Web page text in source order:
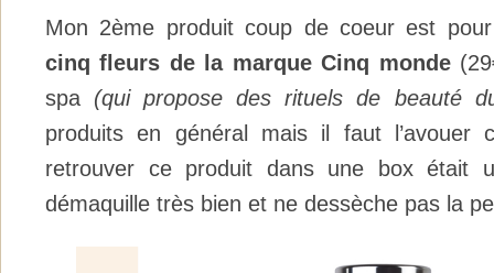
Mon 2ème produit coup de coeur est
cinq fleurs de la marque Cinq monde
spa (qui propose des rituels de beauté
produits en général mais il faut l’avouer
retrouver ce produit dans une box était
démaquille très bien et ne dessèche pas la